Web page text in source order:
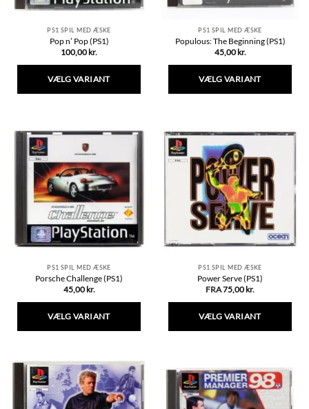
PS1 SPIL MED ÆSKE
Pop n’ Pop (PS1)
100,00 kr.
VÆLG VARIANT
varianter.
Mulighederne
kan
vælges
på
varesiden
PS1 SPIL MED ÆSKE
Populous: The Beginning (PS1)
45,00 kr.
VÆLG VARIANT
flere
varianter.
Mulighederne
kan
vælges
på
varesiden
PS1 SPIL MED ÆSKE
Porsche Challenge (PS1)
45,00 kr.
VÆLG VARIANT
har
flere
varianter.
Mulighederne
PS1 SPIL MED ÆSKE
Power Serve (PS1)
FRA75,00 kr.
VÆLG VARIANT
flere
varianter.
Mulighederne